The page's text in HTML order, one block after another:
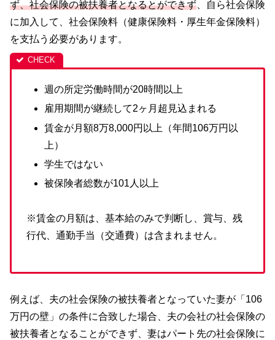
ず、社会保険の被扶養者となるとができず 、自ら社会保険
に加入して、社会保険料（健康保険料・厚生年金保険料）
を支払う必要があります。
週の所定労働時間が20時間以上
雇用期間が継続して2ヶ月超見込まれる
賃金が月額8万8,000円以上（年間106万円以
上）
学生ではない
被保険者総数が101人以上
※賃金の月額は、基本給のみで判断し、賞与、残
行代、通勤手当（交通費）は含まれません。
例えば、夫の社会保険の被扶養者となっていた妻が「106
万円の壁」の条件に合致した場合、夫の会社の社会保険の
被扶養者となることができず、妻はパート先の社会保険に